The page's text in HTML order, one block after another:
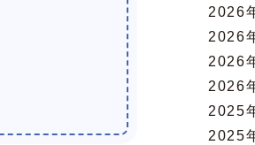
2026
2026
2026
2026
2025
2025